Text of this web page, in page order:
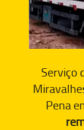
Serviço
Pena